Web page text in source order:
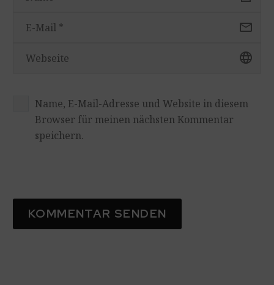
Name, E-Mail-Adresse und Website in diesem
Browser für meinen nächsten Kommentar
speichern.
KOMMENTAR SENDEN